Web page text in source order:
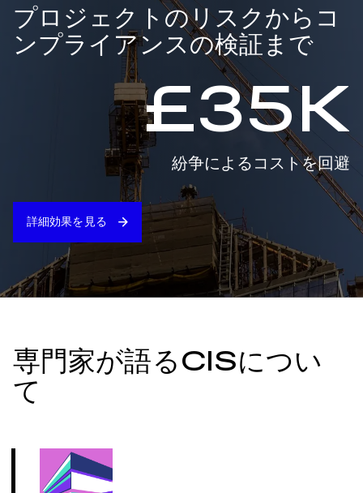
プロジェクトのリスクからコ
ンプライアンスの検証まで
£35K
紛争によるコストを回避
詳細効果を見る
専門家が語るCISについ
て